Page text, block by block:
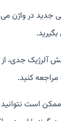
جدید در واژن
آلرژیک جدی،
کنید.
است نتوانید